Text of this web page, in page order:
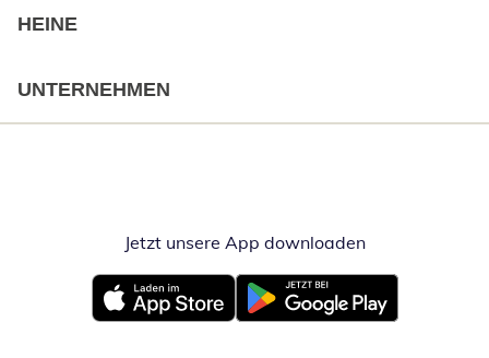
HEINE
UNTERNEHMEN
Jetzt unsere App downloadenÖffnet in
Öffnet in neuem FensterÖffnet in neuem Fenster